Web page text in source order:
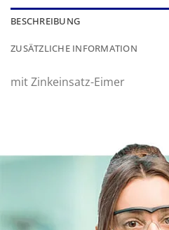
BESCHREIBUNG
ZUSÄTZLICHE INFORMATION
mit Zinkeinsatz-Eimer